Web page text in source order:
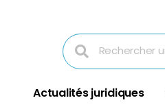
Actualités juridiques